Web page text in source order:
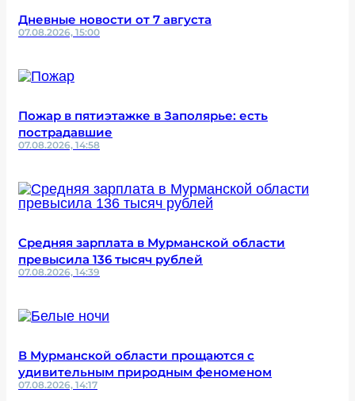
Дневные новости от 7 августа
07.08.2026, 15:00
Пожар в пятиэтажке в Заполярье: есть
пострадавшие
07.08.2026, 14:58
Средняя зарплата в Мурманской области
превысила 136 тысяч рублей
07.08.2026, 14:39
В Мурманской области прощаются с
удивительным природным феноменом
07.08.2026, 14:17